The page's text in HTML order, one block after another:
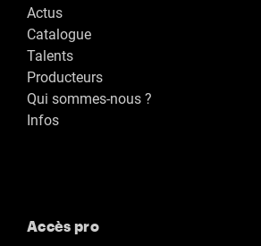
Actus
Catalogue
Talents
Producteurs
Qui sommes-nous ?
Infos
Accès pro